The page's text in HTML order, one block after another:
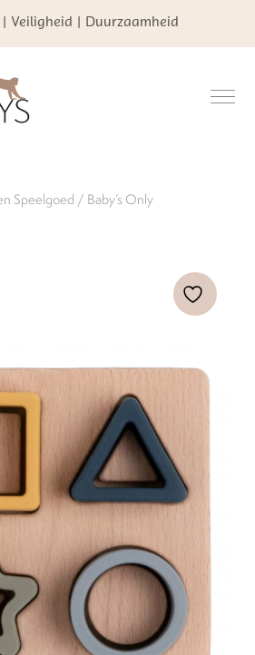
Veiligheid | Duurzaamheid
Speelgoed / Baby’s Only